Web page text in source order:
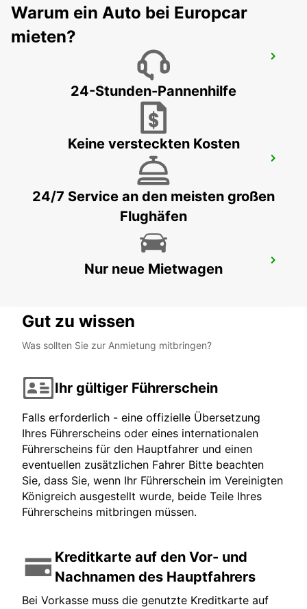
RECKLINGHAUSEN - GERMANY
WITTEN / RUHR - GERMANY
Warum ein Auto bei Europcar
mieten?
24-Stunden-Pannenhilfe
Keine versteckten Kosten
24/7 Service an den meisten großen
Flughäfen
Nur neue Mietwagen
Gut zu wissen
Was sollten Sie zur Anmietung mitbringen?
Ihr gültiger Führerschein
Falls erforderlich - eine offizielle Übersetzung
Ihres Führerscheins oder eines internationalen
Führerscheins für den Hauptfahrer und einen
eventuellen zusätzlichen Fahrer Bitte beachten
Sie, dass Sie, wenn Ihr Führerschein im Vereinigten
Königreich ausgestellt wurde, beide Teile Ihres
Führerscheins mitbringen müssen.
Kreditkarte auf den Vor- und
Nachnamen des Hauptfahrers
Bei Vorkasse muss die genutzte Kreditkarte auf